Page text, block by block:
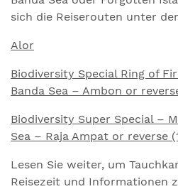
sich die Reiserouten unter
Alor
Biodiversity Special Ring of
Banda Sea – Ambon or
Biodiversity Super Special –
Sea – Raja Ampat or reverse
Lesen Sie weiter, um
Reisezeit und Informationen